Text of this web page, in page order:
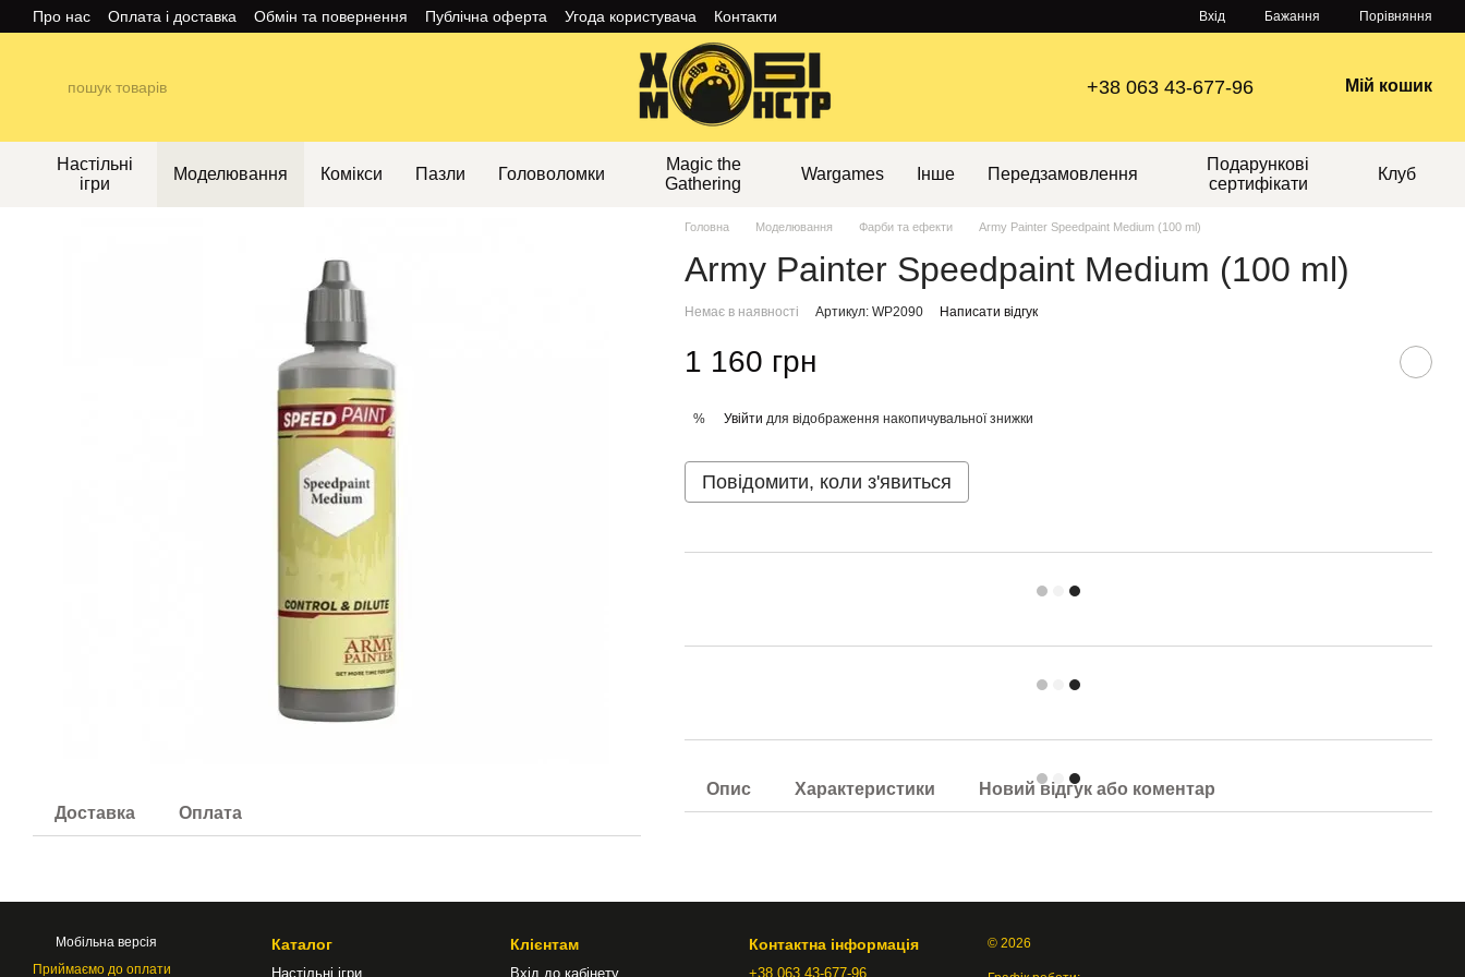
Перейти до основного контенту
Про нас Оплата і доставка Обмін та повернення Публічна оферта Угода користувача Контакти Вхід Бажання Порівняння
+38 063 43-677-96 Мій кошик
Настільні
ігри
Моделювання Комікси Пазли Головоломки
Magic the
Gathering
Wargames Інше Передзамовлення
Подарункові
сертифікати
Клуб
Доставка Оплата
Головна Моделювання Фарби та ефекти Army Painter Speedpaint Medium (100 ml)
Army Painter Speedpaint Medium (100 ml)
Немає в наявності Артикул: WP2090 Написати відгук
1 160 грн
% Увійти для відображення накопичувальної знижки
Повідомити, коли з'явиться
Опис Характеристики Новий відгук або коментар
Мобільна версія
Приймаємо до оплати
Каталог
Настільні ігри
Клієнтам
Вхід до кабінету
Контактна інформація
+38 063 43-677-96
© 2026